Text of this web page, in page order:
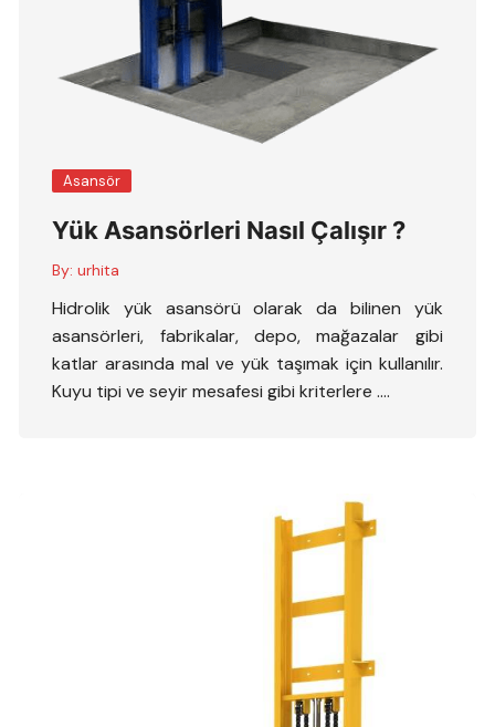
Asansör
Yük Asansörleri Nasıl Çalışır ?
By: urhita
Hidrolik yük asansörü olarak da bilinen yük
asansörleri, fabrikalar, depo, mağazalar gibi
katlar arasında mal ve yük taşımak için kullanılır.
Kuyu tipi ve seyir mesafesi gibi kriterlere ….